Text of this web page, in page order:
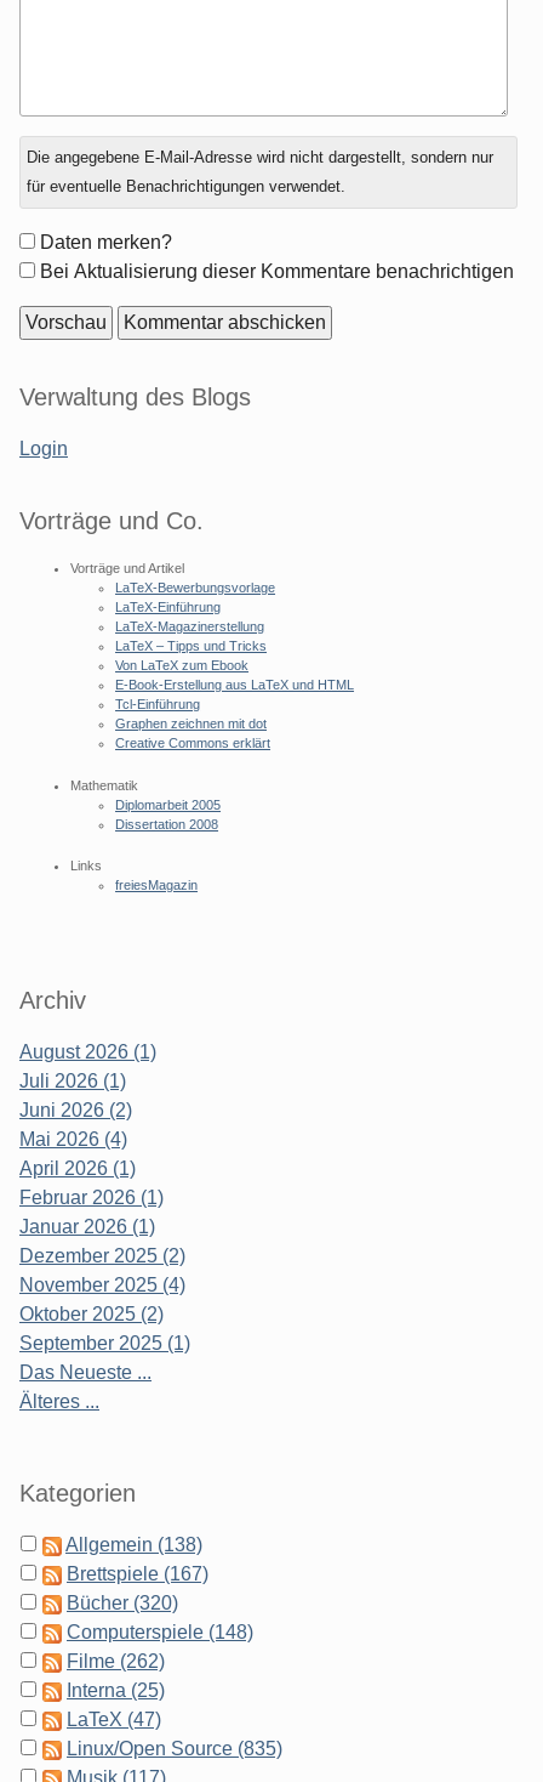
Antwort
zu
Die angegebene E-Mail-Adresse wird nicht dargestellt, sondern nur
für eventuelle Benachrichtigungen verwendet.
Formular-
Optionen
Daten merken?
Bei Aktualisierung dieser Kommentare benachrichtigen
Seitenleiste
Verwaltung des Blogs
Login
Vorträge und Co.
Vorträge und Artikel
LaTeX-Bewerbungsvorlage
LaTeX-Einführung
LaTeX-Magazinerstellung
LaTeX – Tipps und Tricks
Von LaTeX zum Ebook
E-Book-Erstellung aus LaTeX und HTML
Tcl-Einführung
Graphen zeichnen mit dot
Creative Commons erklärt
Mathematik
Diplomarbeit 2005
Dissertation 2008
Links
freiesMagazin
Archiv
August 2026 (1)
Juli 2026 (1)
Juni 2026 (2)
Mai 2026 (4)
April 2026 (1)
Februar 2026 (1)
Januar 2026 (1)
Dezember 2025 (2)
November 2025 (4)
Oktober 2025 (2)
September 2025 (1)
Das Neueste ...
Älteres ...
Kategorien
Allgemein (138)
Brettspiele (167)
Bücher (320)
Computerspiele (148)
Filme (262)
Interna (25)
LaTeX (47)
Linux/Open Source (835)
Musik (117)